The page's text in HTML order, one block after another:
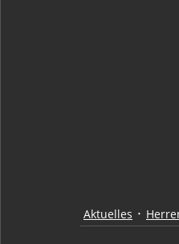
Aktuelles